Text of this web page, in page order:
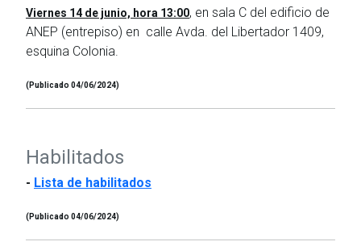
Viernes 14 de junio, hora 13:00, en sala C del edificio de
ANEP (entrepiso) en calle Avda. del Libertador 1409,
esquina Colonia.
(Publicado 04/06/2024)
Habilitados
- Lista de habilitados
(Publicado 04/06/2024)